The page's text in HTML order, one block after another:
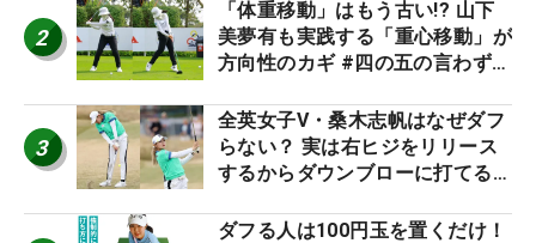
2
「体重移動」はもう古い!? 山下
美夢有も実践する「重心移動」が
方向性のカギ #四の五の言わず振
3
全英女子V・桑木志帆はなぜダフ
らない？ 実は右ヒジをリリース
するからダウンブローに打てる #
ダフる人は100円玉を置くだけ！